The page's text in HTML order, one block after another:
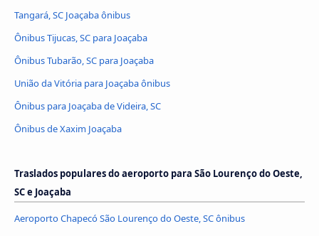
Tangará, SC Joaçaba ônibus
Ônibus Tijucas, SC para Joaçaba
Ônibus Tubarão, SC para Joaçaba
União da Vitória para Joaçaba ônibus
Ônibus para Joaçaba de Videira, SC
Ônibus de Xaxim Joaçaba
Traslados populares do aeroporto para São Lourenço do Oeste,
SC e Joaçaba
Aeroporto Chapecó São Lourenço do Oeste, SC ônibus